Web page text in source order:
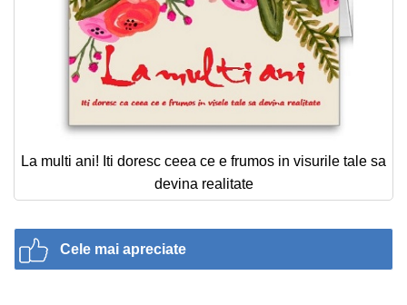
La multi ani! Iti doresc ceea ce e frumos in visurile tale sa
devina realitate
Cele mai apreciate